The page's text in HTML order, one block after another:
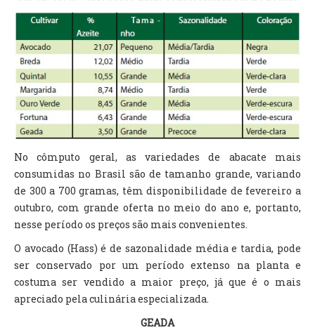
No cômputo geral, as variedades de abacate mais
consumidas no Brasil são de tamanho grande, variando
de 300 a 700 gramas, têm disponibilidade de fevereiro a
outubro, com grande oferta no meio do ano e, portanto,
nesse período os preços são mais convenientes.
O avocado (Hass) é de sazonalidade média e tardia, pode
ser conservado por um período extenso na planta e
costuma ser vendido a maior preço, já que é o mais
apreciado pela culinária especializada.
GEADA